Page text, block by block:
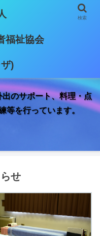
のサポート、料理・点
等を行っています。
せ
福祉協会
)
検索